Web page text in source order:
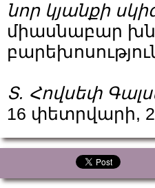
նոր կյանքի
միասնաբար
Տ. Հովսեփ
16 փետրվարի,